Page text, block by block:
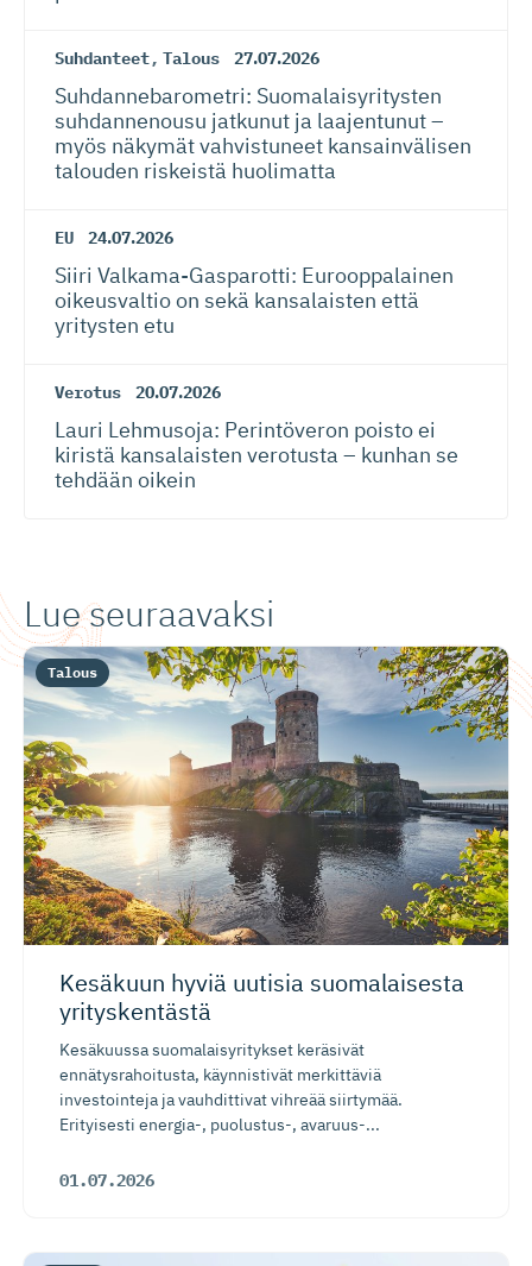
Suhdanteet, Talous 27.07.2026
Suhdanneba­ro­metri: Suomalaisy­ri­tysten
suhdannenousu jatkunut ja laajentunut –
myös näkymät vahvistuneet kansainvälisen
talouden riskeistä huolimatta
EU 24.07.2026
Siiri Valkama-Gas­pa­rotti: Eurooppalainen
oikeusvaltio on sekä kansalaisten että
yritysten etu
Verotus 20.07.2026
Lauri Lehmusoja: Perintöveron poisto ei
kiristä kansalaisten verotusta – kunhan se
tehdään oikein
Lue seuraavaksi
Kesäkuun hyviä uutisia suomalaisesta
yrityskentästä
Kesäkuussa suomalaisyritykset keräsivät
ennätysrahoitusta, käynnistivät merkittäviä
investointeja ja vauhdittivat vihreää siirtymää.
Erityisesti energia-, puolustus-, avaruus-...
01.07.2026
Talous